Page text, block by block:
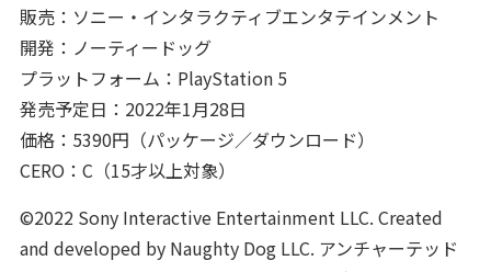
販売：ソニー・インタラクティブエンタテインメント
開発：ノーティードッグ
プラットフォーム：PlayStation 5
発売予定日：2022年1月28日
価格：5390円（パッケージ／ダウンロード）
CERO：C（15才以上対象）
©2022 Sony Interactive Entertainment LLC. Created
and developed by Naughty Dog LLC. アンチャーテッド